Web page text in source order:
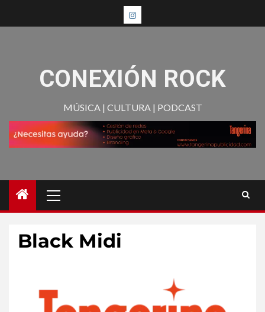
CONEXIÓN ROCK
MÚSICA | CULTURA | PODCAST
Black Midi